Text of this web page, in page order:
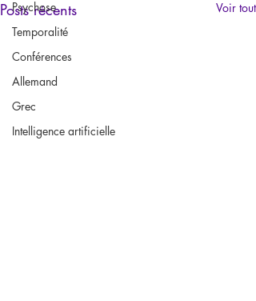
Psychose
Temporalité
Conférences
Allemand
Grec
Intelligence artificielle
Posts récents Voir tout